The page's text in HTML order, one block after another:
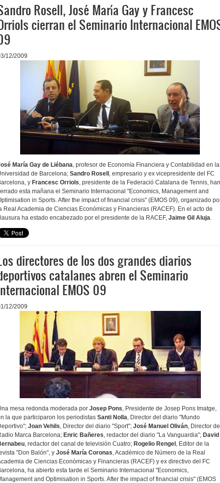
Rosell, José María Gay y Francesc
cierran el Seminario Internacional
12/2009
María Gay de Liébana , profesor de Economía Financiera y Contabilidad en la
de Barcelona; Sandro Rosell , empresario y ex vicepresidente del FC
y Francesc Orriols , presidente de la Federació Catalana de Tennis, han
esta mañana el Seminario Internacional "Economics, Management and
in Sports. After the impact of financial crisis" (EMOS 09), organizado
Real Academia de Ciencias Económicas y Financieras (RACEF). En el acto de
ha estado encabezado por el presidente de la RACEF, Jaime Gil Aluja
directores de los dos grandes diarios
catalanes abren el Seminario
EMOS 09
12/2009
mesa redonda moderada por Josep Pons , Presidente de Josep Pons Imatge,
la que participaron los periodistas Santi Nolla , Director del diario "Mundo
Joan Vehils , Director del diario "Sport"; José Manuel Oliván , Director de
Marca Barcelona; Enric Bañeres , redactor del diario "La Vanguardia"; David
, redactor del canal de televisión Cuatro; Rogelio Rengel , Editor de la
"Don Balón", y José María Coronas , Académico de Número de la Real
de Ciencias Económicas y Financieras (RACEF) y ex directivo del FC
ha abierto esta tarde el Seminario Internacional "Economics,
and Optimisation in Sports. After the impact of financial crisis" (EMOS